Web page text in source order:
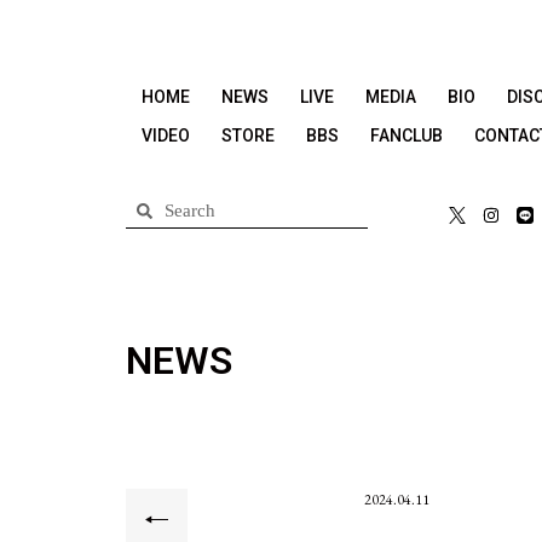
HOME NEWS LIVE MEDIA BIO
VIDEO
STORE BBS FANCLUB
NEWS
2024.04.11